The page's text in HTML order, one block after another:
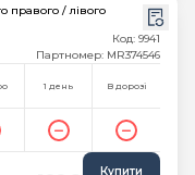
правого / лівого
Код: 9941
Партномер: MR374546
1 день В дорозі
Купити